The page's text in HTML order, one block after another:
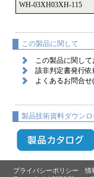
WH-03XH03XH-115
この製品に関して
この製品に関して
該非判定書発行依
よくあるお問合
製品技術資料ダウンロ
プライバシーポリシー 情